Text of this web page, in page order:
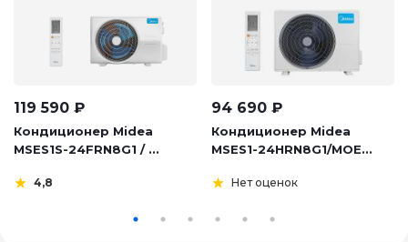
119 590 ₽
Кондиционер Midea
MSES1S-24FRN8G1 / ...
4,8
94 690 ₽
Кондиционер Midea
MSES1-24HRN8G1/MOE...
Нет оценок